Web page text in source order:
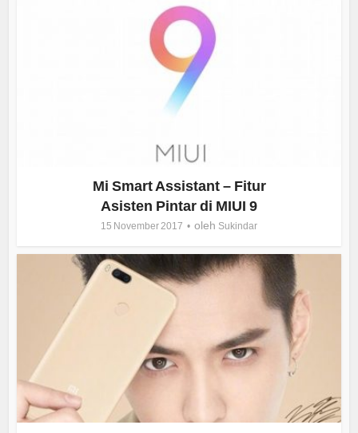
Mi Smart Assistant – Fitur
Asisten Pintar di MIUI 9
15 November 2017 oleh Sukindar